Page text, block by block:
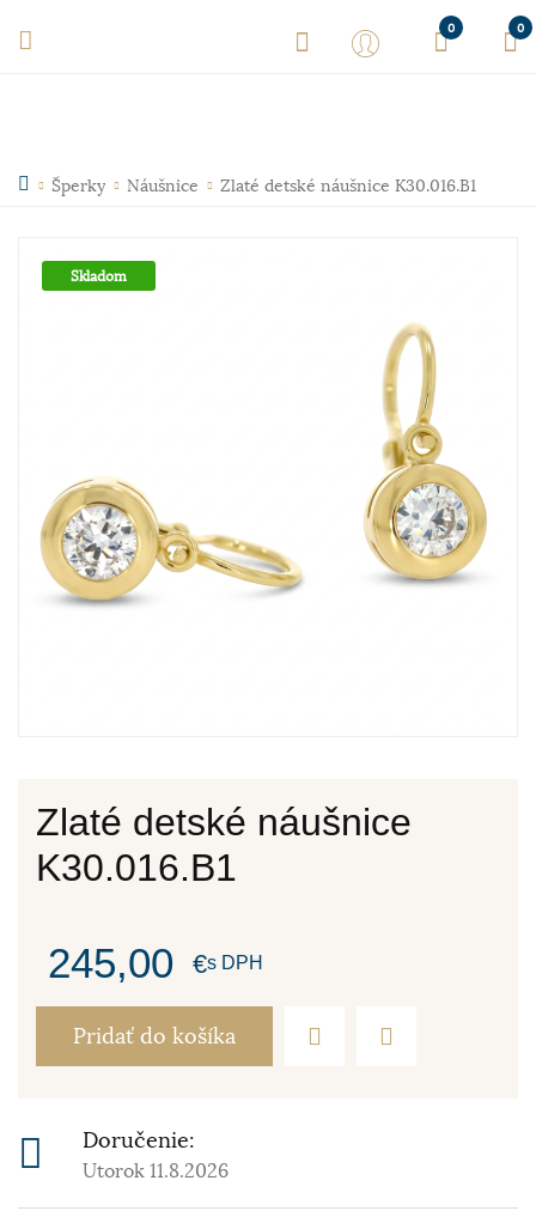
0 0
Šperky Náušnice Zlaté detské náušnice K30.016.B1
Skladom
Zlaté detské náušnice
K30.016.B1
245,00 €s DPH
Pridať do košíka
Doručenie:
Utorok 11.8.2026